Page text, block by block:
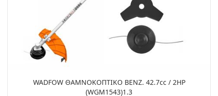
WADFOW ΘΑΜΝΟΚΟΠΤΙΚΟ ΒΕΝΖ. 42.7cc / 2HP
(WGM1543)1.3